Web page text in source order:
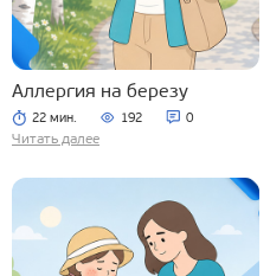
Аллергия на березу
22 мин. 192 0
Читать далее